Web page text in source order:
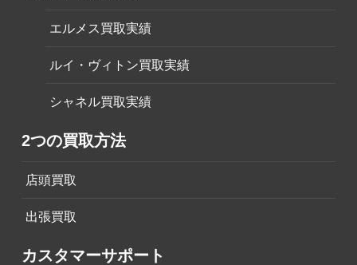
エルメス買取実績
ルイ・ヴィトン買取実績
シャネル買取実績
2つの買取方法
店頭買取
出張買取
カスタマーサポート